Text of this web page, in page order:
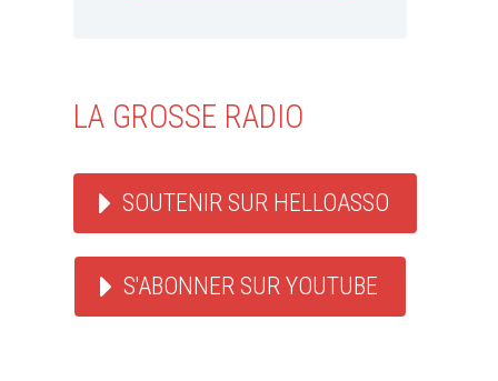
LA GROSSE RADIO
SOUTENIR SUR HELLOASSO
S'ABONNER SUR YOUTUBE